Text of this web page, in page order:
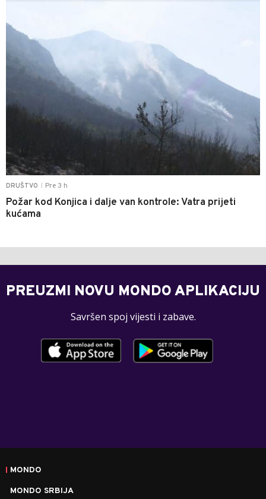
DRUŠTVO Pre 3 h
Požar kod Konjica i dalje van kontrole: Vatra prijeti
kućama
PREUZMI NOVU MONDO APLIKACIJU
Savršen spoj vijesti i zabave.
MONDO
MONDO SRBIJA